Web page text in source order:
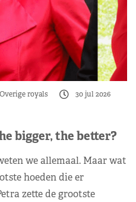
Overige royals
30 jul 2026
bigger, the better?
we allemaal. Maar wat
hoeden die er
zette de grootste